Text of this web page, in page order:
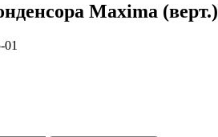
Maxima (верт.)
01